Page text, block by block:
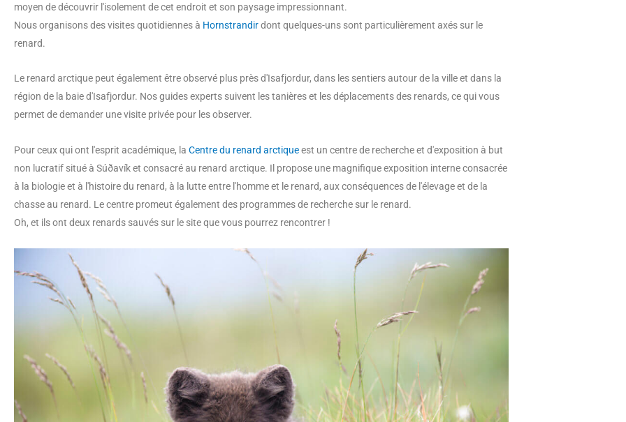
moyen de découvrir l'isolement de cet endroit et son paysage impressionnant.
Nous organisons des visites quotidiennes à Hornstrandirdont quelques-uns sont particulièrement axés sur le
renard.
Le renard arctique peut également être observé plus près d'Isafjordur, dans les sentiers autour de la ville et dans la
région de la baie d'Isafjordur. Nos guides experts suivent les tanières et les déplacements des renards, ce qui vous
permet de demander une visite privée pour les observer.
Pour ceux qui ont l'esprit académique, la Centre du renard arctiqueest un centre de recherche et d'exposition à but
non lucratif situé à Súðavík et consacré au renard arctique. Il propose une magnifique exposition interne consacrée
à la biologie et à l'histoire du renard, à la lutte entre l'homme et le renard, aux conséquences de l'élevage et de la
chasse au renard. Le centre promeut également des programmes de recherche sur le renard.
Oh, et ils ont deux renards sauvés sur le site que vous pourrez rencontrer !